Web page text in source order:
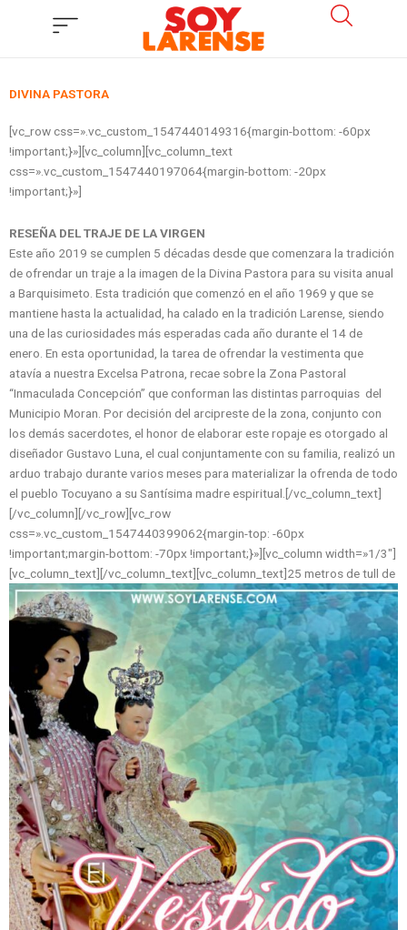
DIVINA PASTORA
[vc_row css=».vc_custom_1547440149316{margin-bottom: -60px
!important;}»][vc_column][vc_column_text
css=».vc_custom_1547440197064{margin-bottom: -20px
!important;}»]
RESEÑA DEL TRAJE DE LA VIRGEN
Este año 2019 se cumplen 5 décadas desde que comenzara la tradición
de ofrendar un traje a la imagen de la Divina Pastora para su visita anual
a Barquisimeto. Esta tradición que comenzó en el año 1969 y que se
mantiene hasta la actualidad, ha calado en la tradición Larense, siendo
una de las curiosidades más esperadas cada año durante el 14 de
enero. En esta oportunidad, la tarea de ofrendar la vestimenta que
atavía a nuestra Excelsa Patrona, recae sobre la Zona Pastoral
“Inmaculada Concepción” que conforman las distintas parroquias del
Municipio Moran. Por decisión del arcipreste de la zona, conjunto con
los demás sacerdotes, el honor de elaborar este ropaje es otorgado al
diseñador Gustavo Luna, el cual conjuntamente con su familia, realizó un
arduo trabajo durante varios meses para materializar la ofrenda de todo
el pueblo Tocuyano a su Santísima madre espiritual.[/vc_column_text]
[/vc_column][/vc_row][vc_row
css=».vc_custom_1547440399062{margin-top: -60px
!important;margin-bottom: -70px !important;}»][vc_column width=»1/3″]
[vc_column_text] [/vc_column_text][vc_column_text]25 metros de tull de